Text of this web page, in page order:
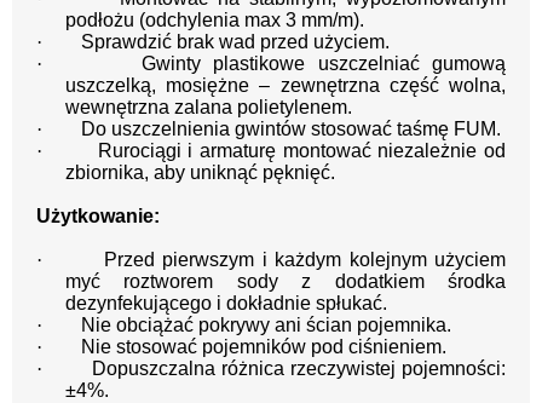
podłożu (odchylenia max 3 mm/m).
·
Sprawdzić brak wad przed użyciem.
·
Gwinty plastikowe uszczelniać gumową
uszczelką, mosiężne – zewnętrzna część wolna,
wewnętrzna zalana polietylenem.
·
Do uszczelnienia gwintów stosować taśmę FUM.
·
Rurociągi i armaturę montować niezależnie od
zbiornika, aby uniknąć pęknięć.
Użytkowanie:
·
Przed pierwszym i każdym kolejnym użyciem
myć roztworem sody z dodatkiem środka
dezynfekującego i dokładnie spłukać.
·
Nie obciążać pokrywy ani ścian pojemnika.
·
Nie stosować pojemników pod ciśnieniem.
·
Dopuszczalna różnica rzeczywistej pojemności:
±4%.